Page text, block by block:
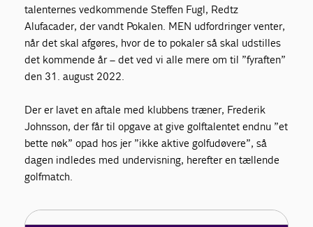
talenternes vedkommende Steffen Fugl, Redtz
Alufacader, der vandt Pokalen. MEN udfordringer venter,
når det skal afgøres, hvor de to pokaler så skal udstilles
det kommende år – det ved vi alle mere om til ”fyraften”
den 31. august 2022.
Der er lavet en aftale med klubbens træner, Frederik
Johnsson, der får til opgave at give golftalentet endnu ”et
bette nøk” opad hos jer ”ikke aktive golfudøvere”, så
dagen indledes med undervisning, herefter en tællende
golfmatch.